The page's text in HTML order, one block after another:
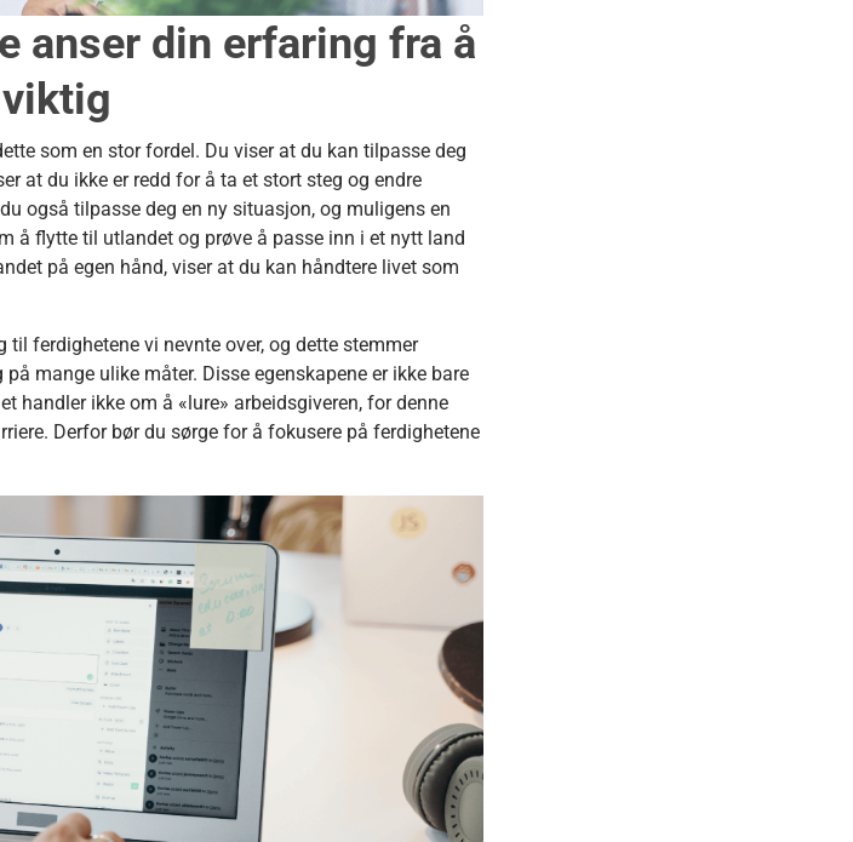
anser din erfaring fra å
som en stor fordel. Du viser at du kan tilpasse deg
at du ikke er redd for å ta et stort steg og endre
også tilpasse deg en ny situasjon, og muligens en
å flytte til utlandet og prøve å passe inn i et nytt land
på egen hånd, viser at du kan håndtere livet som
ferdighetene vi nevnte over, og dette stemmer
mange ulike måter. Disse egenskapene er ikke bare
handler ikke om å «lure» arbeidsgiveren, for denne
Derfor bør du sørge for å fokusere på ferdighetene